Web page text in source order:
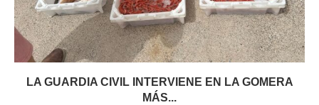
LA GUARDIA CIVIL INTERVIENE EN LA GOMERA
MÁS...